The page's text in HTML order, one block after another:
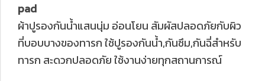
pad
ผ้าปูรองกันน้ำแสนนุ่ม อ่อนโยน สัมผัสปลอดภัยกับผิว
ที่บอบบางของทารก ใช้ปูรองกันน้ำ,กันซึม,กันฉี่สำหรับ
ทารก สะดวกปลอดภัย ใช้งานง่ายทุกสถานการณ์